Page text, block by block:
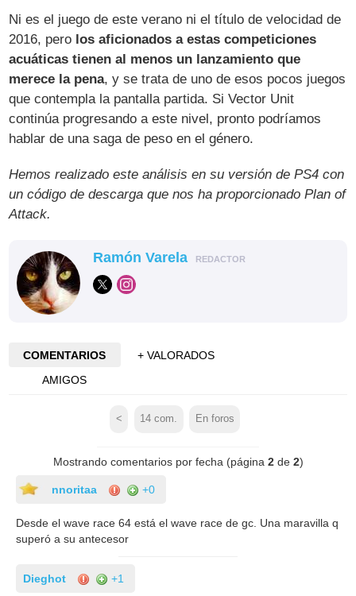
Ni es el juego de este verano ni el título de velocidad de
2016, pero los aficionados a estas competiciones
acuáticas tienen al menos un lanzamiento que
merece la pena, y se trata de uno de esos pocos juegos
que contempla la pantalla partida. Si Vector Unit
continúa progresando a este nivel, pronto podríamos
hablar de una saga de peso en el género.
Hemos realizado este análisis en su versión de PS4 con
un código de descarga que nos ha proporcionado Plan of
Attack.
Ramón Varela REDACTOR
COMENTARIOS
+ VALORADOS
AMIGOS
< 14 com. En foros
Mostrando comentarios por fecha (página 2de 2)
nnoritaa +0
Desde el wave race 64 está el wave race de gc. Una maravilla q
superó a su antecesor
Dieghot +1